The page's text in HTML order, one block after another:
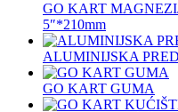
GO KART
5″*210mm
ALUMINIJSKA
GO KART GUMA